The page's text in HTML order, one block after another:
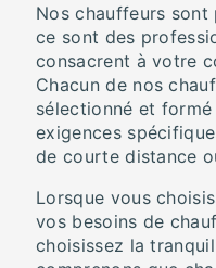
Nos chauffeurs sont
ce sont des
consacrent à votre
Chacun de nos
sélectionné et
exigences
de courte distance
Lorsque vous
vos besoins de
choisissez la